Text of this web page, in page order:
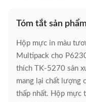
Tóm tắt sản phẩm
Hộp mực in màu
Multipack cho
thích TK-5270 sản
mang lại chất lượng
thấp nhất. Hộp mực